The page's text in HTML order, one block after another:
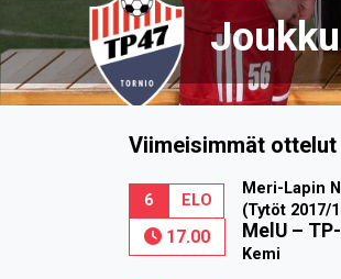
Viimeisimmät ottelut
6 ELO
17.00
Meri-Lapin
(Tytöt 2017/
MelU–
Kemi